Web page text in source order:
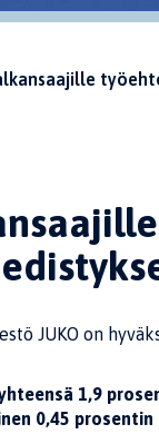
JUKO on
1,9
0,45